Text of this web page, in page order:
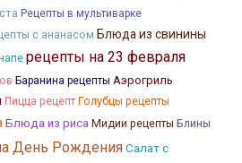
Рецепты в мультиварке
с ананасом Блюда из свинины
рецепты на 23 февраля
Баранина рецепты Аэрогриль
Пицца рецепт Голубцы рецепты
Блюда из риса Мидии рецепты Блины
День РожденияСалат с